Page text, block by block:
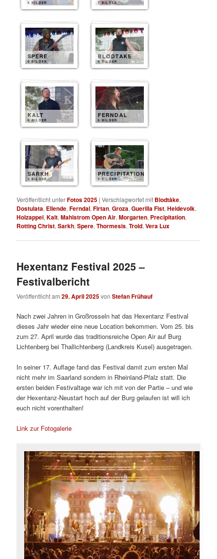
8 BILDER 7 BILDER
SPERE
6 BILDER
BLODTAKE
6 BILDER
KALT
6 BILDER
FERNDAL
6 BILDER
SARKH
5 BILDER
PRECIPITATION
5 BILDER
Veröffentlicht unterFotos 2025 |Verschlagwortet mit Blodtåke,
Dostulata, Ellende,Ferndal,Firtan,Groza,Guerilla Fist,Heidevolk,
Holzappel,Kalt,Mahlstrom Open Air,Morgarten, Precipitation,
Rotting Christ,Sarkh,Spere,Thormesis,Trold,Vera Lux
Hexentanz Festival 2025 –
Festivalbericht
Veröffentlicht am29. April 2025vonStefan Frühauf
Nach zwei Jahren in Großrosseln hat das Hexentanz Festival
dieses Jahr wieder eine neue Location bekommen. Vom 25. bis
zum 27. April wurde das traditionsreiche Open Air auf Burg
Lichtenberg bei Thallichtenberg (Landkreis Kusel) ausgetragen.
In seiner 17. Auflage fand das Festival damit zum ersten Mal
nicht mehr im Saarland sondern in Rheinland-Pfalz statt. Die
ersten beiden Festivaltage war ich mit von der Partie – und wie
der Hexentanz-Neustart hoch auf der Burg gelaufen ist will ich
euch nicht vorenthalten!
Link zur Fotogalerie